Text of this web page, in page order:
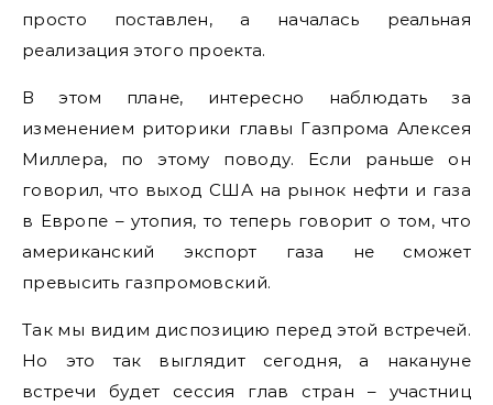
просто поставлен, а началась реальная
реализация этого проекта.
В этом плане, интересно наблюдать за
изменением риторики главы Газпрома Алексея
Миллера, по этому поводу. Если раньше он
говорил, что выход США на рынок нефти и газа
в Европе – утопия, то теперь говорит о том, что
американский экспорт газа не сможет
превысить газпромовский.
Так мы видим диспозицию перед этой встречей.
Но это так выглядит сегодня, а накануне
встречи будет сессия глав стран – участниц